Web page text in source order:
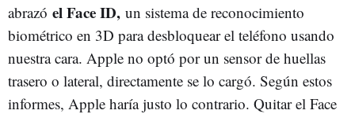
abrazó el Face ID, un sistema de reconocimiento
biométrico en 3D para desbloquear el teléfono usando
nuestra cara. Apple no optó por un sensor de huellas
trasero o lateral, directamente se lo cargó. Según estos
informes, Apple haría justo lo contrario. Quitar el Face